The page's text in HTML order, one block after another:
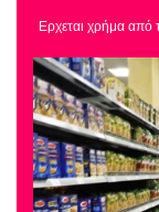
Ερχεται χρήμα